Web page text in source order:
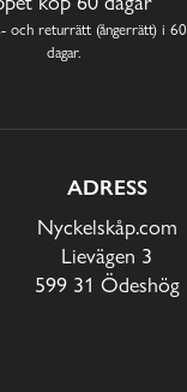
och returrätt (ångerrätt) i 60
dagar.
ADRESS
Nyckelskåp.com
Lievägen 3
599 31 Ödeshög